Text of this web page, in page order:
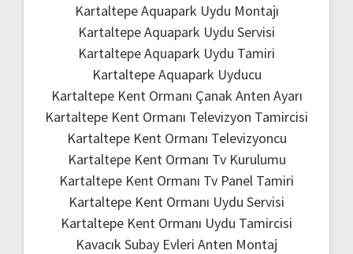
Kartaltepe Aquapark Uydu Montajı
Kartaltepe Aquapark Uydu Servisi
Kartaltepe Aquapark Uydu Tamiri
Kartaltepe Aquapark Uyducu
Kartaltepe Kent Ormanı Çanak Anten Ayarı
Kartaltepe Kent Ormanı Televizyon Tamircisi
Kartaltepe Kent Ormanı Televizyoncu
Kartaltepe Kent Ormanı Tv Kurulumu
Kartaltepe Kent Ormanı Tv Panel Tamiri
Kartaltepe Kent Ormanı Uydu Servisi
Kartaltepe Kent Ormanı Uydu Tamircisi
Kavacık Subay Evleri Anten Montaj